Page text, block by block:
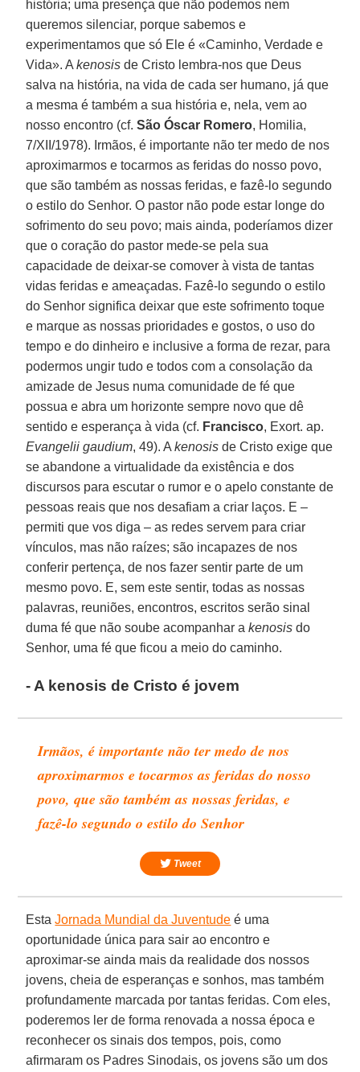
história; uma presença que não podemos nem
queremos silenciar, porque sabemos e
experimentamos que só Ele é «Caminho, Verdade e
Vida». Akenosis de Cristo lembra-nos que Deus
salva na história, na vida de cada ser humano, já que
a mesma é também a sua história e, nela, vem ao
nosso encontro (cf.São Óscar Romero, Homilia,
7/XII/1978). Irmãos, é importante não ter medo de nos
aproximarmos e tocarmos as feridas do nosso povo,
que são também as nossas feridas, e fazê-lo segundo
o estilo do Senhor. O pastor não pode estar longe do
sofrimento do seu povo; mais ainda, poderíamos dizer
que o coração do pastor mede-se pela sua
capacidade de deixar-se comover à vista de tantas
vidas feridas e ameaçadas. Fazê-lo segundo o estilo
do Senhor significa deixar que este sofrimento toque
e marque as nossas prioridades e gostos, o uso do
tempo e do dinheiro e inclusive a forma de rezar, para
podermos ungir tudo e todos com a consolação da
amizade de Jesus numa comunidade de fé que
possua e abra um horizonte sempre novo que dê
sentido e esperança à vida (cf. Francisco, Exort. ap.
Evangelii gaudium, 49). Akenosis de Cristo exige que
se abandone a virtualidade da existência e dos
discursos para escutar o rumor e o apelo constante de
pessoas reais que nos desafiam a criar laços. E –
permiti que vos diga – as redes servem para criar
vínculos, mas não raízes; são incapazes de nos
conferir pertença, de nos fazer sentir parte de um
mesmo povo. E, sem este sentir, todas as nossas
palavras, reuniões, encontros, escritos serão sinal
duma fé que não soube acompanhar akenosis do
Senhor, uma fé que ficou a meio do caminho.
- A kenosis de Cristo é jovem
Irmãos, é importante não ter medo de nos
aproximarmos e tocarmos as feridas do nosso
povo, que são também as nossas feridas, e
fazê-lo segundo o estilo do Senhor
Tweet
EstaJornada Mundial da Juventude é uma
oportunidade única para sair ao encontro e
aproximar-se ainda mais da realidade dos nossos
jovens, cheia de esperanças e sonhos, mas também
profundamente marcada por tantas feridas. Com eles,
poderemos ler de forma renovada a nossa época e
reconhecer os sinais dos tempos, pois, como
afirmaram os Padres Sinodais, os jovens são um dos